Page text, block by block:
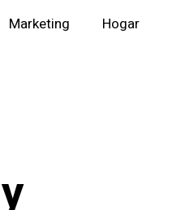
Marketing Hogar